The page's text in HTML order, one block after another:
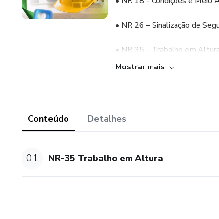
• NR 26 – Sinalização de
• NR 35 – Trabalho em Altura
• ABNT NBR 7195 – Cores
Mostrar mais
Conteúdo Detalhes
01 NR-35 Trabalho em Altura